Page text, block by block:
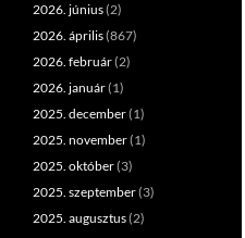
2026. június(2)
2026. április(867)
2026. február(2)
2026. január(1)
2025. december(1)
2025. november(1)
2025. október(3)
2025. szeptember(3)
2025. augusztus(2)